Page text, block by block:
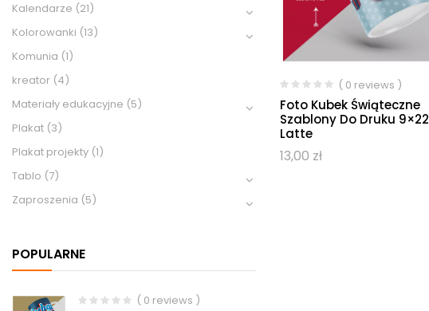
Kalendarze (21)
Kolorowanki (13)
Komunia (1)
kreator (4)
Materiały edukacyjne (5)
Plakat (3)
Plakat projekty (1)
Tablo (7)
Zaproszenia (5)
POPULARNE
( 0 reviews )
( 0 reviews )
Foto Kubek Świąteczne
Szablony Do Druku 9×22
Latte
13,00 zł